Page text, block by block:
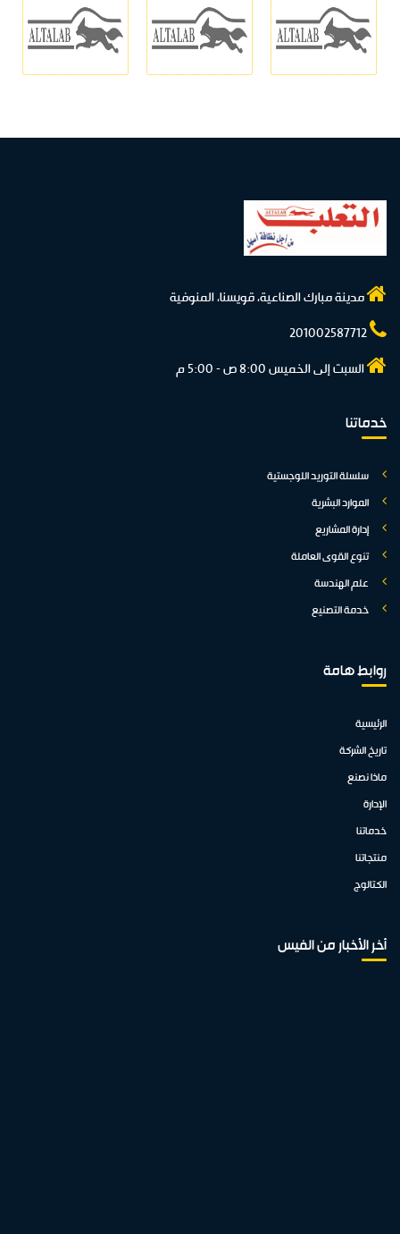
مدينة مبارك الصناعية، قويسنا، المنوفية
السبت إلى الخميس 8:00 ص - 5:00 م
خدماتنا
سلسلة التوريد اللوجستية
الموارد البشرية
إدارة المشاريع
تنوع القوى العاملة
علم الهندسة
خدمة التصنيع
روابط هامة
الرئيسية
تاريخ الشركة
ماذا نصنع
الإدارة
خدماتنا
منتجاتنا
الكتالوج
أخر الأخبار من الفيس